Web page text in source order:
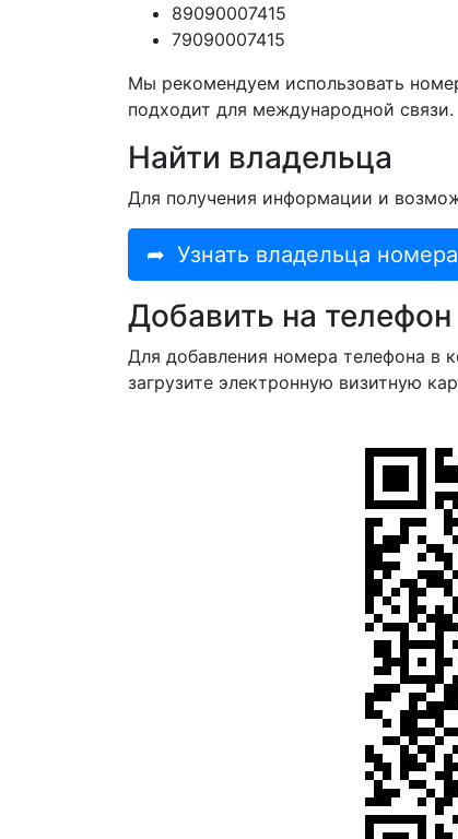
89090007415
79090007415
Мы рекомендуем использовать
подходит для международной связи.
Найти владельца
Для получения информации и
➦ Узнать владельца номера
Добавить на телефон
Для добавления номера телефона в
загрузите электронную визитную